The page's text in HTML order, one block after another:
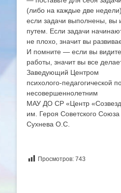
(либо на каждые две
если задачи выполнены, вы
путем. Если задачи
не плохо, значит вы
И помните — если вы видите
работы, значит вы все
Заведующий Центром
психолого-педагогической
несовершеннолетним
МАУ ДО СР «Центр
им. Героя Советского
Сухнева О.С.
Просмотров: 743